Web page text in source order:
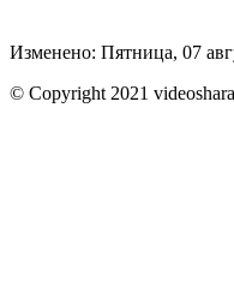
Изменено: Пятница, 07
© Copyright 2021